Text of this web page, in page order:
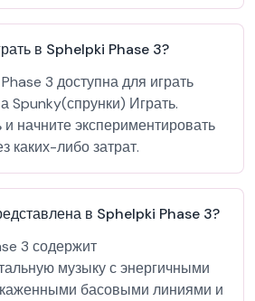
в Sphelpki Phase 3?
3 доступна для играть
Spunky(спрунки) Играть.
и начните экспериментировать
каких-либо затрат.
в Sphelpki Phase 3?
3 содержит
музыку с энергичными
басовыми линиями и